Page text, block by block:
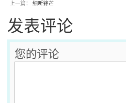
上一篇： 细听锋芒
发表评论
您的评论